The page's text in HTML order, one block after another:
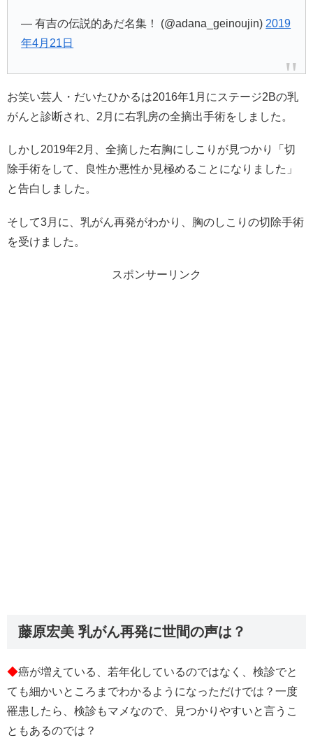
— 有吉の伝説的あだ名集！ (@adana_geinoujin) 2019
年4月21日
お笑い芸人・だいたひかるは2016年1月にステージ2Bの乳
がんと診断され、2月に右乳房の全摘出手術をしました。
しかし2019年2月、全摘した右胸にしこりが見つかり「切
除手術をして、良性か悪性か見極めることになりました」
と告白しました。
そして3月に、乳がん再発がわかり、胸のしこりの切除手術
を受けました。
スポンサーリンク
藤原宏美 乳がん再発に世間の声は？
◆癌が増えている、若年化しているのではなく、検診でと
ても細かいところまでわかるようになっただけでは？一度
罹患したら、検診もマメなので、見つかりやすいと言うこ
ともあるのでは？